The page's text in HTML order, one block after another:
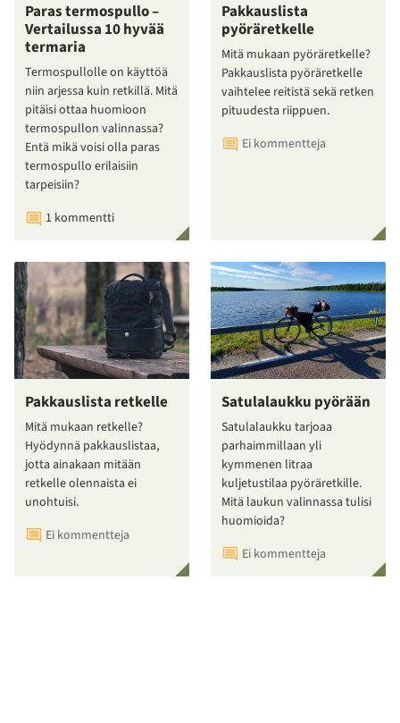
Paras termospullo –
Vertailussa 10 hyvää
termaria
Termospullolle on käyttöä
niin arjessa kuin retkillä. Mitä
pitäisi ottaa huomioon
termospullon valinnassa?
Entä mikä voisi olla paras
termospullo erilaisiin
tarpeisiin?
1 kommentti
Pakkauslista
pyöräretkelle
Mitä mukaan pyöräretkelle?
Pakkauslista pyöräretkelle
vaihtelee reitistä sekä retken
pituudesta riippuen.
Ei kommentteja
Pakkauslista retkelle
Mitä mukaan retkelle?
Hyödynnä pakkauslistaa,
jotta ainakaan mitään
retkelle olennaista ei
unohtuisi.
Ei kommentteja
Satulalaukku pyörään
Satulalaukku tarjoaa
parhaimmillaan yli
kymmenen litraa
kuljetustilaa pyöräretkille.
Mitä laukun valinnassa tulisi
huomioida?
Ei kommentteja